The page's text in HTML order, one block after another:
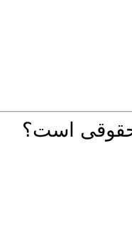
حقوقی است؟